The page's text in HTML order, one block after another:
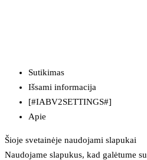
Sutikimas
Išsami informacija
[#IABV2SETTINGS#]
Apie
Šioje svetainėje naudojami slapukai
Naudojame slapukus, kad galėtume